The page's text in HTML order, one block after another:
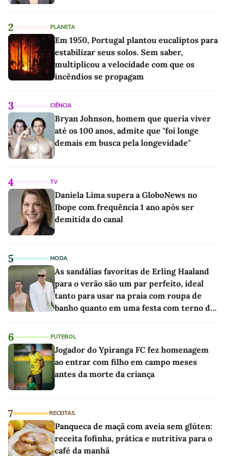
2 PLANETA
Em 1950, Portugal plantou eucaliptos para
estabilizar seus solos. Sem saber,
multiplicou a velocidade com que os
incêndios se propagam
3 CIÊNCIA
Bryan Johnson, homem que queria viver
até os 100 anos, admite que "foi longe
demais em busca pela longevidade"
4 TV
Daniela Lima supera a GloboNews no
Ibope com frequência 1 ano após ser
demitida do canal
5 MODA
As sandálias favoritas de Erling Haaland
para o verão são um par perfeito, ideal
tanto para usar na praia com roupa de
banho quanto em uma festa com terno de
6 FUTEBOL
Jogador do Ypiranga FC fez homenagem
ao entrar com filho em campo meses
antes da morte da criança
7 RECEITAS
Panqueca de maçã com aveia sem glúten:
receita fofinha, prática e nutritiva para o
café da manhã